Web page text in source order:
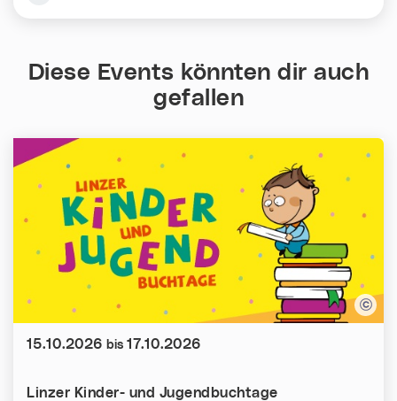
Diese Events könnten dir auch
gefallen
Linzer Kinder- und Jugendbuchtage
Datum:
15.10.2026 bis 17.10.2026